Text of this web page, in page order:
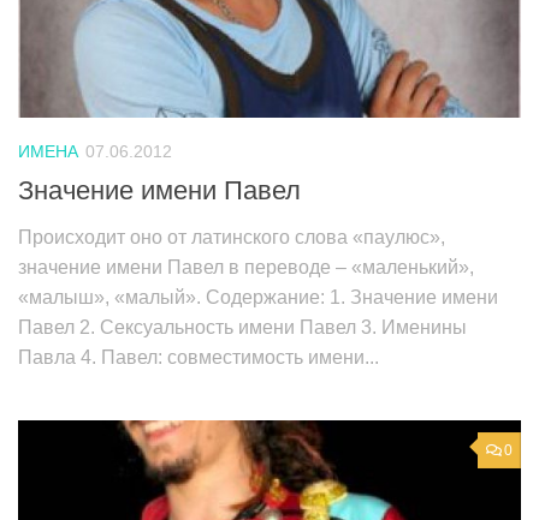
ИМЕНА 07.06.2012
Значение имени Павел
Происходит оно от латинского слова «паулюс»,
значение имени Павел в переводе – «маленький»,
«малыш», «малый». Содержание: 1. Значение имени
Павел 2. Сексуальность имени Павел 3. Именины
Павла 4. Павел: совместимость имени...
0